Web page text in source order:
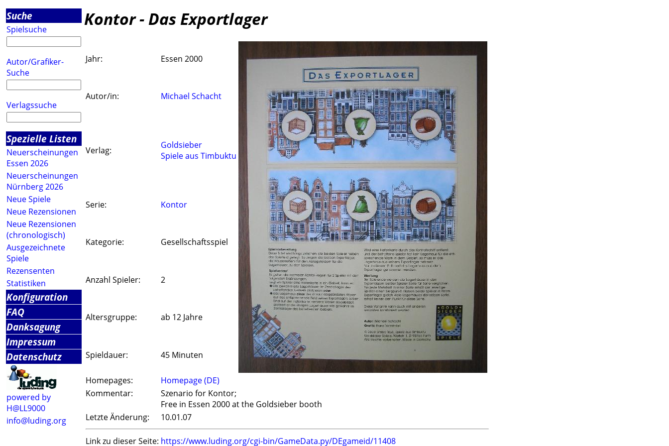
Suche
Spielsuche
Autor/Grafiker-
Suche
Verlagssuche
Spezielle Listen
Neuerscheinungen
Essen 2026
Neuerscheinungen
Nürnberg 2026
Neue Spiele
Neue Rezensionen
Neue Rezensionen
(chronologisch)
Ausgezeichnete
Spiele
Rezensenten
Statistiken
Konfiguration
FAQ
Danksagung
Impressum
Datenschutz
powered by
H@LL9000
info@luding.org
Kontor - Das Exportlager
Jahr: Essen 2000
Autor/in: Michael Schacht
Verlag:
Goldsieber
Spiele aus Timbuktu
Serie: Kontor
Kategorie: Gesellschaftsspiel
Anzahl Spieler: 2
Altersgruppe: ab 12 Jahre
Spieldauer: 45 Minuten
Homepages:
Homepage (DE)
Kommentar:
Szenario for Kontor;
Free in Essen 2000 at the Goldsieber booth
Letzte Änderung:
10.01.07
Link zu dieser Seite: https://www.luding.org/cgi-bin/GameData.py/DEgameid/11408